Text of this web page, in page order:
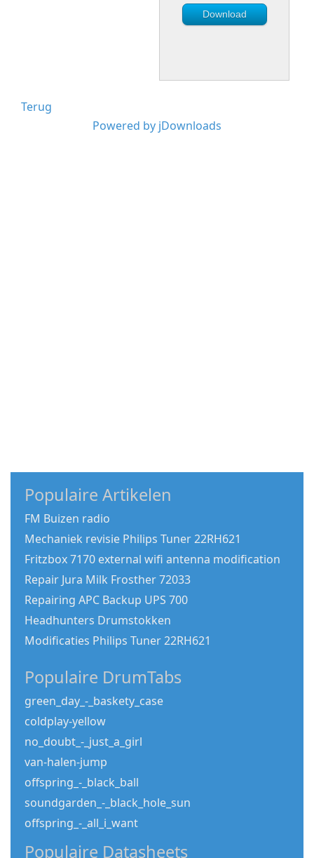
Download
Terug
Powered by jDownloads
Populaire Artikelen
FM Buizen radio
Mechaniek revisie Philips Tuner 22RH621
Fritzbox 7170 external wifi antenna modification
Repair Jura Milk Frosther 72033
Repairing APC Backup UPS 700
Headhunters Drumstokken
Modificaties Philips Tuner 22RH621
Populaire DrumTabs
green_day_-_baskety_case
coldplay-yellow
no_doubt_-_just_a_girl
van-halen-jump
offspring_-_black_ball
soundgarden_-_black_hole_sun
offspring_-_all_i_want
Populaire Datasheets